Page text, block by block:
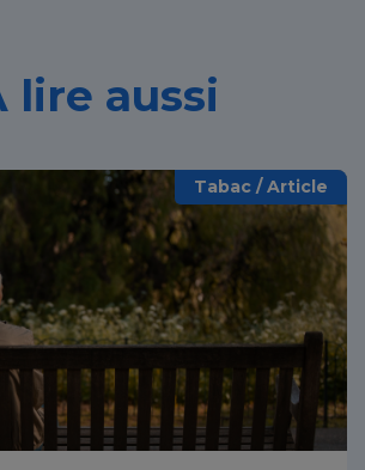
lire aussi
Tabac / Article